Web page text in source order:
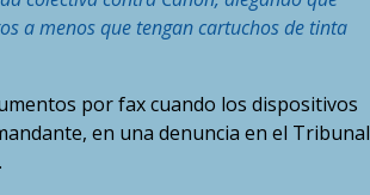
a menos que tengan cartuchos de tinta
por fax cuando los dispositivos
en una denuncia en el Tribunal